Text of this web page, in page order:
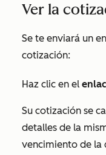
Ver la
Se te enviará un
cotización:
Haz clic en el
Su cotización se
detalles de la
vencimiento de la